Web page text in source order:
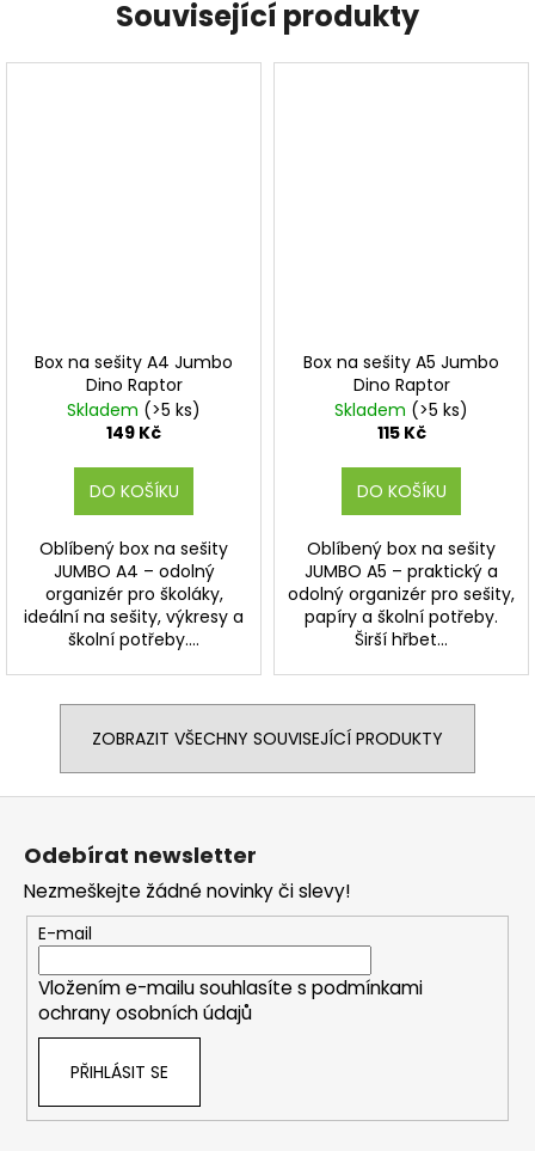
Související produkty
Box na sešity A4 Jumbo
Dino Raptor
Skladem (>5 ks)
149 Kč
DO KOŠÍKU
Oblíbený box na sešity
JUMBO A4 – odolný
organizér pro školáky,
ideální na sešity, výkresy a
školní potřeby....
Box na sešity A5 Jumbo
Dino Raptor
Skladem (>5 ks)
115 Kč
DO KOŠÍKU
Oblíbený box na sešity
JUMBO A5 – praktický a
odolný organizér pro sešity,
papíry a školní potřeby.
Širší hřbet...
ZOBRAZIT VŠECHNY SOUVISEJÍCÍ PRODUKTY
Odebírat newsletter
Nezmeškejte žádné novinky či slevy!
E-mail
Vložením e-mailu souhlasíte s podmínkami
ochrany osobních údajů
PŘIHLÁSIT SE